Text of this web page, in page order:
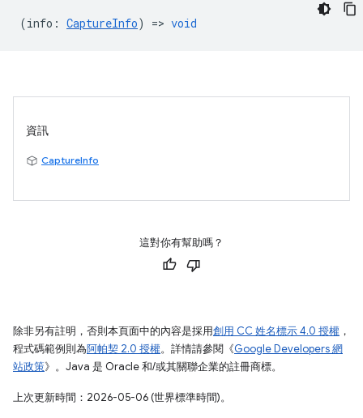
(info : CaptureInfo) => void
資訊
CaptureInfo
這對你有幫助嗎？
除非另有註明，否則本頁面中的內容是採用創用 CC 姓名標示 4.0 授權 ，
程式碼範例則為阿帕契 2.0 授權。詳情請參閱《Google Developers 網
站政策》。Java 是 Oracle 和/或其關聯企業的註冊商標。
上次更新時間：2026-05-06 (世界標準時間)。